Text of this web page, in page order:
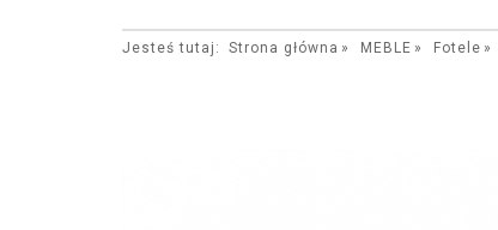
Jesteś tutaj: Strona główna MEBLE Fotele